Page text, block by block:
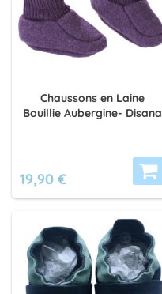
Chaussons en Laine
Bouillie Aubergine- Disana
19,90 €